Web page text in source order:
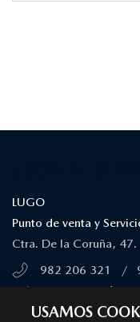
LUGO
Punto de venta y
Ctra. De la Coruña,
982 206 321
/
USAMOS